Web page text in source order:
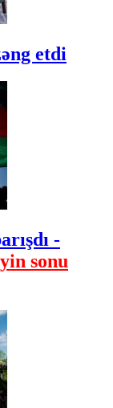
etdi
-
sonu